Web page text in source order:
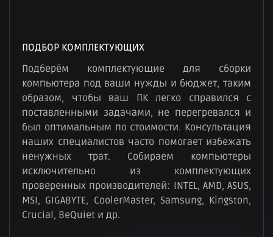
ПОДБОР КОМПЛЕКТУЮЩИХ
Подберём комплектующие для сборки
компьютера под ваши нужды и бюджет, таким
образом, чтобы ваш ПК легко справился с
поставленными задачами, не перегревался и
был оптимальным по стоимости. Консультация
наших специалистов часто помогает избежать
ненужных трат. Собираем компьютеры
исключительно из комплектующих
проверенных производителей: INTEL, AMD, ASUS,
MSI, GIGABYTE, CoolerMaster, Samsung, Kingston,
Crucial, BeQuiet и др.